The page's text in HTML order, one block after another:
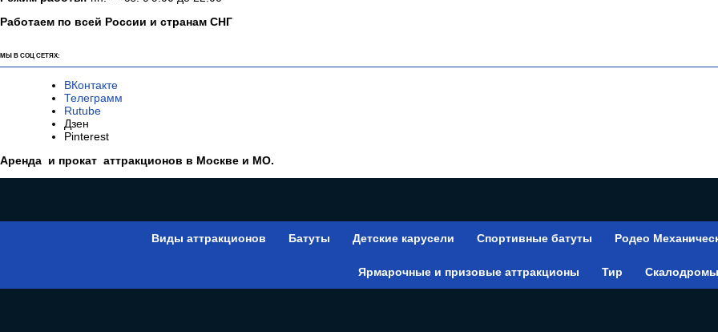
Работаем по всей России и странам СНГ
МЫ В СОЦ СЕТЯХ:
ВКонтакте
Телеграмм
Rutube
Дзен
Pinterest
Аренда и прокат аттракционов в Москве и МО.
Виды аттракционов Батуты Детские карусели Спортивные батуты Родео
Ярмарочные и призовые аттракционы Тир Скалодромы